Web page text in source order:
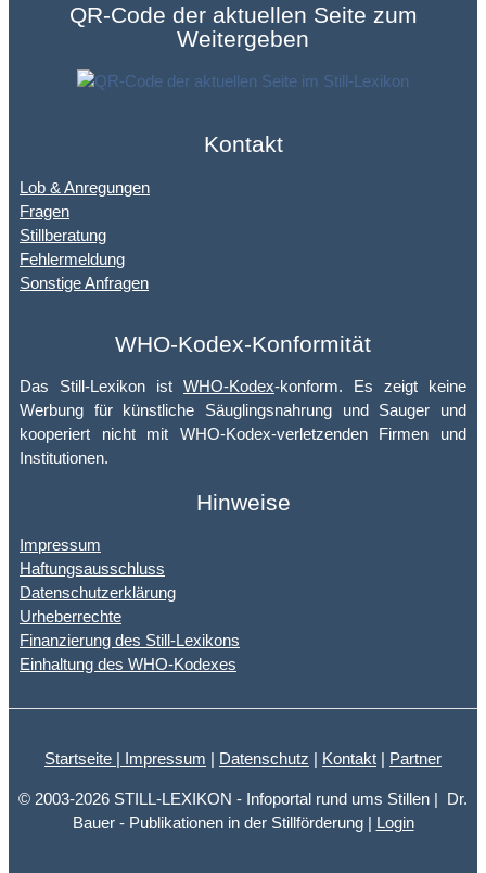
QR-Code der aktuellen Seite zum
Weitergeben
Kontakt
Lob & Anregungen
Fragen
Stillberatung
Fehlermeldung
Sonstige Anfragen
WHO-Kodex-Konformität
Das Still-Lexikon ist WHO-Kodex-konform. Es zeigt keine
Werbung für künstliche Säuglingsnahrung und Sauger und
kooperiert nicht mit WHO-Kodex-verletzenden Firmen und
Institutionen.
Hinweise
Impressum
Haftungsausschluss
Datenschutzerklärung
Urheberrechte
Finanzierung des Still-Lexikons
Einhaltung des WHO-Kodexes
Startseite | Impressum | Datenschutz | Kontakt | Partner
© 2003-2026 STILL-LEXIKON - Infoportal rund ums Stillen | Dr.
Bauer - Publikationen in der Stillförderung | Login